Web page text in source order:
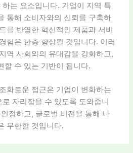
는 요소입니다. 기업이 지역 특
통해 소비자와의 신뢰를 구축하
를 반영한 혁신적인 제품과 서비
험은 한층 향상될 것입니다. 이러
역 사회와의 유대감을 강화하고,
할 수 있는 기반이 됩니다.
화로운 접근은 기업이 변화하는
자리잡을 수 있도록 도와줍니
정하고, 글로벌 비전을 통해 나
무한할 것입니다.